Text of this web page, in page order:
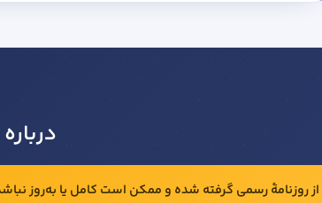
از روزنامهٔ رسمی گرفته شده و ممکن است کامل یا به‌روز